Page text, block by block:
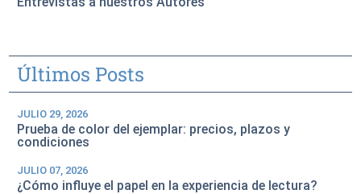
Últimos Posts
JULIO 29, 2026
Prueba de color del ejemplar: precios, plazos y
condiciones
JULIO 07, 2026
¿Cómo influye el papel en la experiencia de lectura?